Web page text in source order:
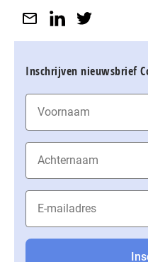
Inschrijven nieuwsbrief